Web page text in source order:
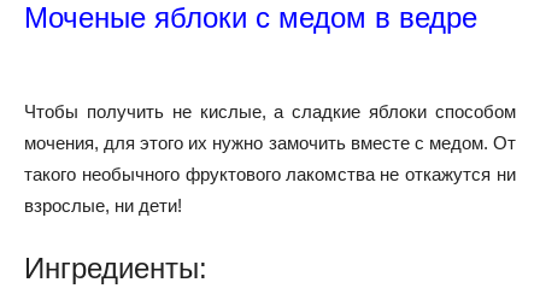
Моченые яблоки с медом в ведре
Чтобы получить не кислые, а сладкие яблоки способом
мочения, для этого их нужно замочить вместе с медом. От
такого необычного фруктового лакомства не откажутся ни
взрослые, ни дети!
Ингредиенты: